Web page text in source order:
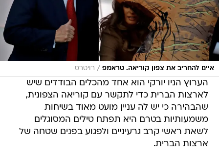
איים להחריב את צפון קוריאה. טראמפ / רויטרס
הערוץ הניו יורקי הוא אחד מהכלים הבודדים שיש
לארצות הברית כדי לתקשר עם קוריאה הצפונית,
שהבהירה כי יש לה עניין מועט מאוד בשיחות
משמעותיות בטרם היא תפתח טילים המסוגלים
לשאת ראשי קרב גרעיניים ולפגוע בפנים שטחה של
ארצות הברית.